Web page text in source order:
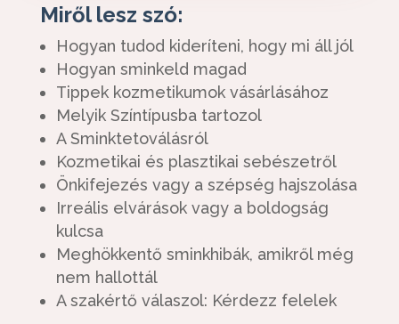
Miről lesz szó:
Hogyan tudod kideríteni, hogy mi áll jól
Hogyan sminkeld magad
Tippek kozmetikumok vásárlásához
Melyik Színtípusba tartozol
A Sminktetoválásról
Kozmetikai és plasztikai sebészetről
Önkifejezés vagy a szépség hajszolása
Irreális elvárások vagy a boldogság
kulcsa
Meghökkentő sminkhibák, amikről még
nem hallottál
A szakértő válaszol: Kérdezz felelek